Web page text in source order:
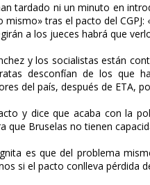
tardado ni un minuto en
mismo» tras el pacto del
a los jueces habrá que
y los socialistas están
desconfían de los que
del país, después de ETA,
y dice que acaba con la
que Bruselas no tienen
es que del problema
si el pacto conlleva pérdida